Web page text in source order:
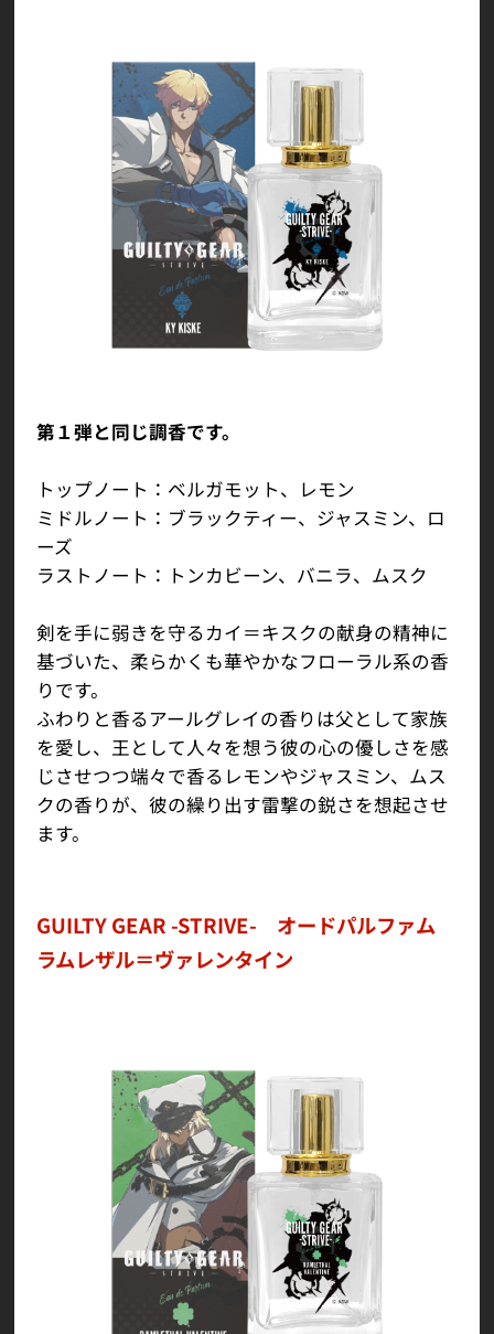
第１弾と同じ調香です。
トップノート：ベルガモット、レモン
ミドルノート：ブラックティー、ジャスミン、ロ
ーズ
ラストノート：トンカビーン、バニラ、ムスク
剣を手に弱きを守るカイ＝キスクの献身の精神に
基づいた、柔らかくも華やかなフローラル系の香
りです。
ふわりと香るアールグレイの香りは父として家族
を愛し、王として人々を想う彼の心の優しさを感
じさせつつ端々で香るレモンやジャスミン、ムス
クの香りが、彼の繰り出す雷撃の鋭さを想起させ
ます。
GUILTY GEAR -STRIVE- オードパルファム
ラムレザル＝ヴァレンタイン